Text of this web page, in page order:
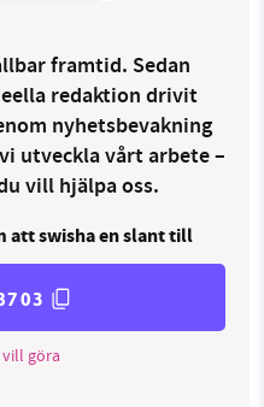
framtid. Sedan
redaktion drivit
nyhetsbevakning
utveckla vårt arbete –
vill hjälpa oss.
att swisha en slant till
vill göra